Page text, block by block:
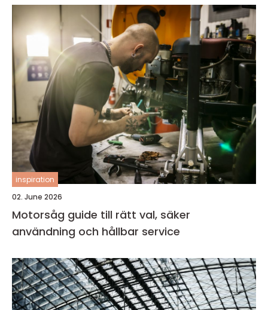
inspiration
02. June 2026
Motorsåg guide till rätt val, säker
användning och hållbar service